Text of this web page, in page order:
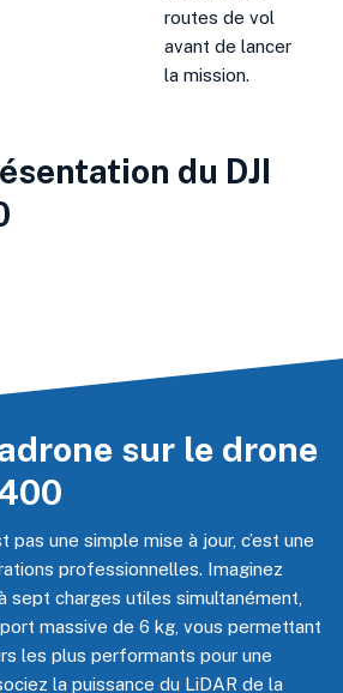
routes de vol
avant de lancer
la mission.
du DJI
sur le drone
pas une simple mise à jour, c’est une
professionnelles. Imaginez
sept charges utiles simultanément,
massive de 6 kg, vous permettant
les plus performants pour une
la puissance du LiDAR de la